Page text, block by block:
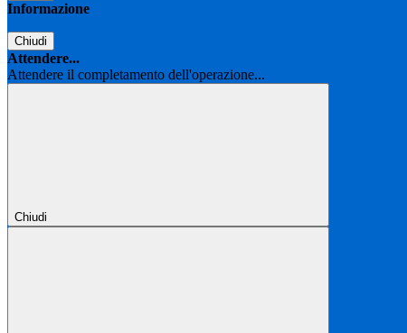
Informazione
Chiudi
Attendere...
Attendere il completamento dell'operazione...
Chiudi